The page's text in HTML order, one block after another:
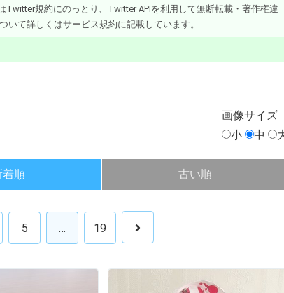
規約にのっとり、Twitter APIを利用して無断転載・著作権違
て詳しくはサービス規約に記載しています。
画像サイズ
小
中
着順 古い順
5 … 19